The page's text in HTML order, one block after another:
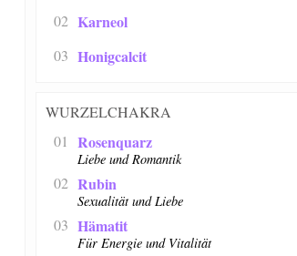
02 Karneol
03 Honigcalcit
WURZELCHAKRA
01
Rosenquarz
Liebe und Romantik
02 Rubin
Sexualität und Liebe
03 Hämatit
Für Energie und Vitalität